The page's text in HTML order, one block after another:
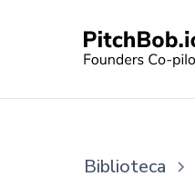
Biblioteca